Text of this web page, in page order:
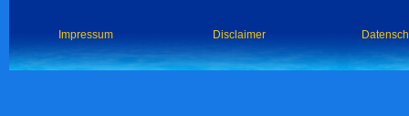
Impressum Disclaimer